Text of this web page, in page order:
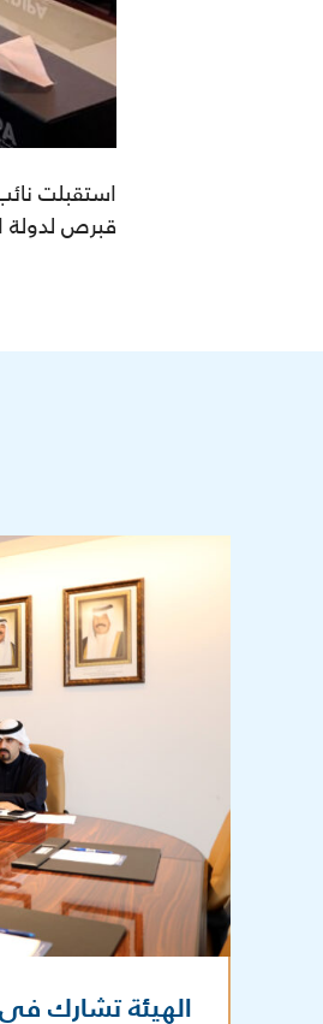
استقبلت
قبرص
الهيئة تشارك